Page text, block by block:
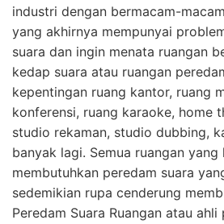
industri dengan bermacam-
yang akhirnya mempunyai
suara dan ingin menata ruangan
kedap suara atau ruangan
kepentingan ruang kantor, ruang
konferensi, ruang karaoke, home
studio rekaman, studio dubbing,
banyak lagi. Semua ruangan yang
membutuhkan peredam suara
sedemikian rupa cenderung
Peredam Suara Ruangan atau ahli